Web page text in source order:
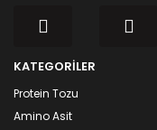
KATEGORİLER
Protein Tozu
Amino Asit